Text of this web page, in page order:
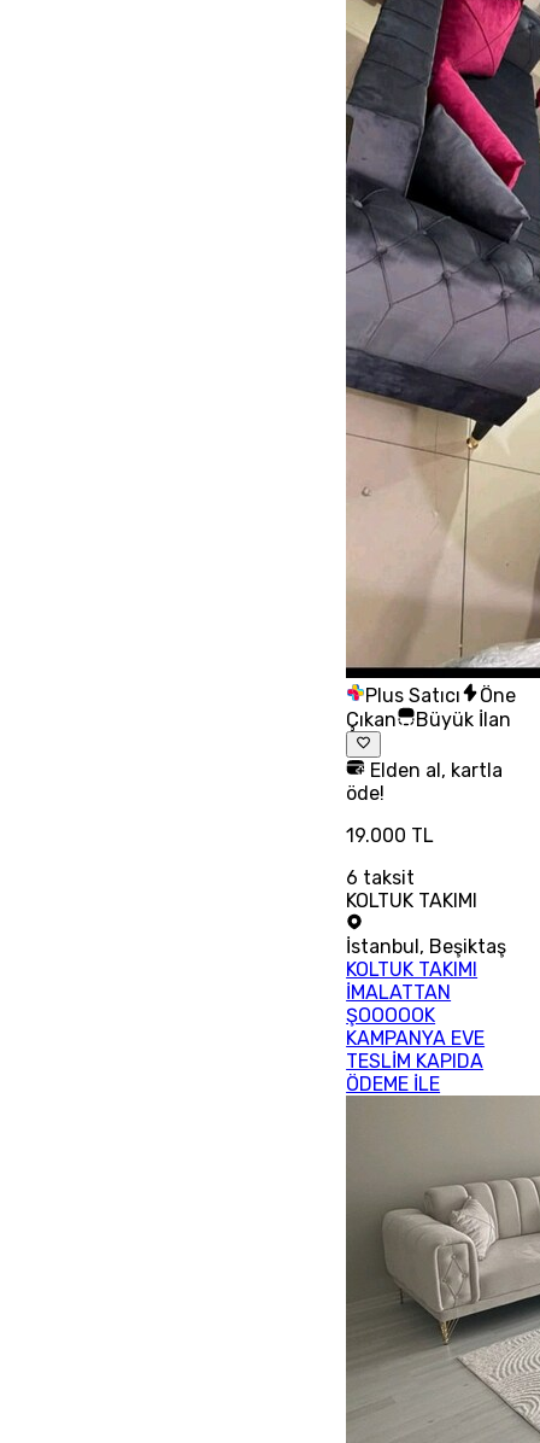
Plus Satıcı
Öne
Çıkan
Büyük İlan
Elden al, kartla
öde!
19.000 TL
6 taksit
KOLTUK TAKIMI
İstanbul, Beşiktaş
KOLTUK TAKIMI
İMALATTAN
ŞOOOOOK
KAMPANYA EVE
TESLİM KAPIDA
ÖDEME İLE